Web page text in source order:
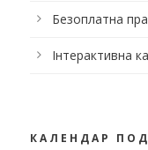
Безоплатна
Інтерактивна
КАЛЕНДАР